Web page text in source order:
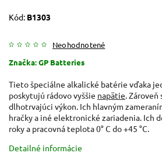
Kód: B1303
Neohodnotené
Značka:GP Batteries
Tieto špeciálne alkalické batérie vďaka
poskytujú rádovo vyššie napätie .
dlhotrvajúci výkon. Ich hlavným
hračky a iné elektronické zariadenia. Ich
roky a pracovná teplota 0° C do +45 °C.
Detailné informácie